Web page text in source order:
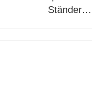
Ständer…